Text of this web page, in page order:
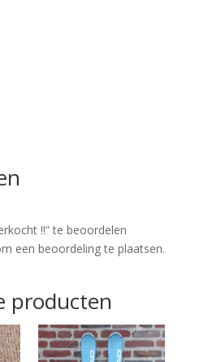
!!” te beoordelen
een beoordeling te plaatsen.
producten